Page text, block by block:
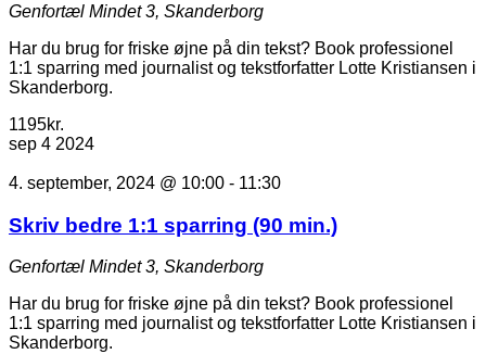
Genfortæl Mindet 3, Skanderborg
Har du brug for friske øjne på din tekst? Book professionel
1:1 sparring med journalist og tekstforfatter Lotte Kristiansen i
Skanderborg.
1195kr.
sep 4 2024
4. september, 2024 @ 10:00 - 11:30
Skriv bedre 1:1 sparring (90 min.)
Genfortæl Mindet 3, Skanderborg
Har du brug for friske øjne på din tekst? Book professionel
1:1 sparring med journalist og tekstforfatter Lotte Kristiansen i
Skanderborg.